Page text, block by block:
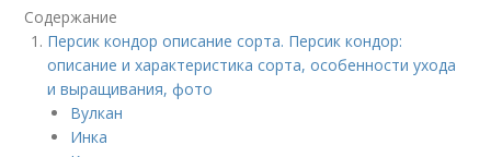
Содержание
Персик кондор описание сорта. Персик кондор:
описание и характеристика сорта, особенности ухода
и выращивания, фото
Вулкан
Инка